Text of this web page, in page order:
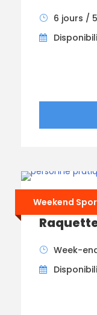
6 jours /
Weekend
Week-
Week-